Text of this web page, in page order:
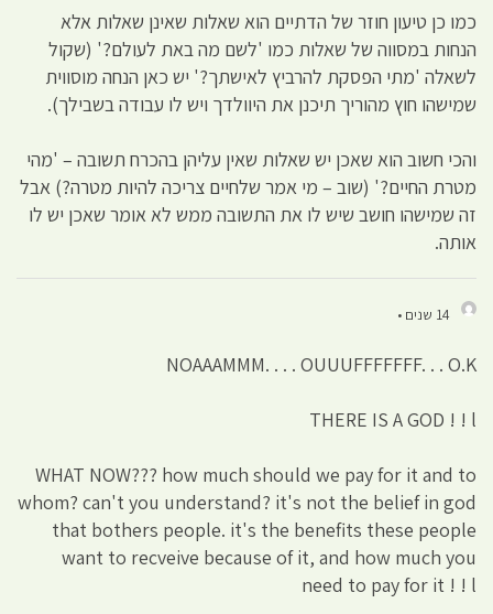
כמו כן טיעון חוזר של הדתיים הוא שאלות שאינן שאלות אלא
הנחות במסווה של שאלות כמו 'לשם מה באת לעולם?' (שקול
לשאלה 'מתי הפסקת להרביץ לאישתך?' יש כאן הנחה מוסווית
שמישהו חוץ מהוריך תיכנן את היוולדך ויש לו עבודה בשבילך).
והכי חשוב הוא שאכן יש שאלות שאין עליהן בהכרח תשובה – 'מהי
מטרת החיים?' (שוב – מי אמר שלחיים צריכה להיות מטרה?) אבל
זה שמישהו חושב שיש לו את התשובה ממש לא אומר שאכן יש לו
אותה.
14 שנים •
NOAAAMMM. . . . OUUUFFFFFFF. . . O.K
THERE IS A GOD ! ! l
WHAT NOW??? how much should we pay for it and to
whom? can't you understand? it's not the belief in god
that bothers people. it's the benefits these people
want to recveive because of it, and how much you
need to pay for it ! ! l